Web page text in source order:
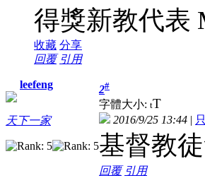
得獎新教代表
收藏 分享
回覆 引用
leefeng
天下一家
2#
字體大小: tT
2016/9/25 13:44 |
基督教
回覆 引用